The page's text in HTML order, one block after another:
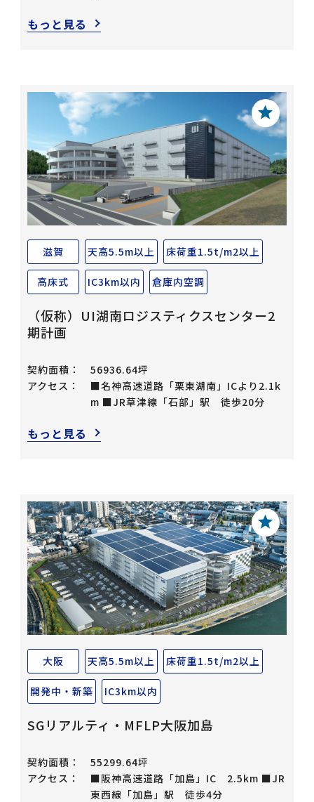
もっと見る
滋賀 天高5.5m以上 床荷重1.5t/m2以上
高床式 IC3km以内 倉庫内空調
（仮称）UI湖南ロジスティクスセンター2
期計画
契約面積：
56936.64坪
アクセス：
■名神高速道路「栗東湖南」ICより2.1k
m ■JR草津線「石部」駅 徒歩20分
もっと見る
大阪 天高5.5m以上 床荷重1.5t/m2以上
開発中・新築 IC3km以内
SGリアルティ・MFLP大阪加島
契約面積：
55299.64坪
アクセス：
■阪神高速道路「加島」IC 2.5km ■JR
東西線「加島」駅 徒歩4分